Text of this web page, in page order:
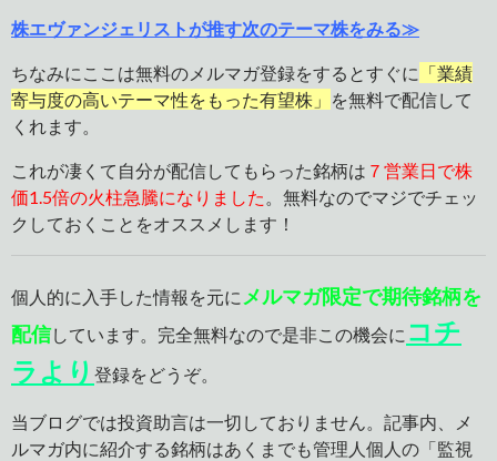
株エヴァンジェリストが推す次のテーマ株をみる≫
ちなみにここは無料のメルマガ登録をするとすぐに 「業績
寄与度の高いテーマ性をもった有望株」 を無料で配信して
くれます。
これが凄くて自分が配信してもらった銘柄は ７営業日で株
価1.5倍の火柱急騰になりました 。無料なのでマジでチェッ
クしておくことをオススメします！
個人的に入手した情報を元に メルマガ限定で期待銘柄を
配信しています。完全無料なので是非この機会に コチ
ラより 登録をどうぞ。
当ブログでは投資助言は一切しておりません。記事内、メ
ルマガ内に紹介する銘柄はあくまでも管理人個人の「監視